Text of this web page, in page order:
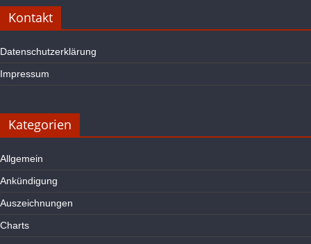
Kontakt
Datenschutzerklärung
Impressum
Kategorien
Allgemein
Ankündigung
Auszeichnungen
Charts